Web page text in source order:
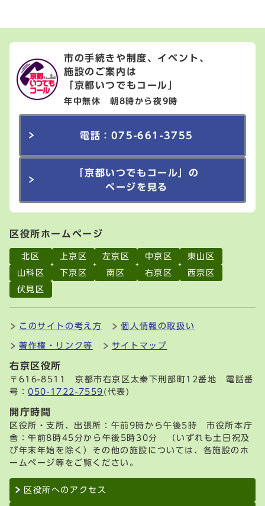
市の手続きや制度、イベント、
施設のご案内は
「京都いつでもコール」
年中無休 朝8時から夜9時
電話：075-661-3755
「京都いつでもコール」の
ページを見る
区役所ホームページ
北区 上京区 左京区 中京区
東山区
山科区
下京区 南区 右京区
西京区
伏見区
このサイトの考え方 個人情報の取扱い
著作権・リンク等 サイトマップ
右京区役所
〒616-8511 京都市右京区太秦下刑部町12番地 電話番
号：050-1722-7559 (代表)
開庁時間
区役所・支所、出張所：午前9時から午後5時 市役所本庁
舎：午前8時45分から午後5時30分 （いずれも土日祝及
び年末年始を除く）その他の施設については、各施設のホ
ームページ等をご覧ください。
区役所へのアクセス